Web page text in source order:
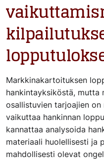
Markkinakartoituksen
hankintayksiköstä, mutta
osallistuvien tarjoajien
vaikuttaa hankinnan
kannattaa analysoida
materiaali huolellisesti ja
mahdollisesti olevat